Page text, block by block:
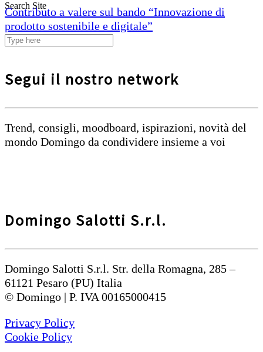
Search Site
Contributo a valere sul bando “Innovazione di
prodotto sostenibile e digitale”
Segui il nostro network
Trend, consigli, moodboard, ispirazioni, novità del
mondo Domingo da condividere insieme a voi
Domingo Salotti S.r.l.
Domingo Salotti S.r.l. Str. della Romagna, 285 –
61121 Pesaro (PU) Italia
© Domingo | P. IVA 00165000415
Privacy Policy
Cookie Policy